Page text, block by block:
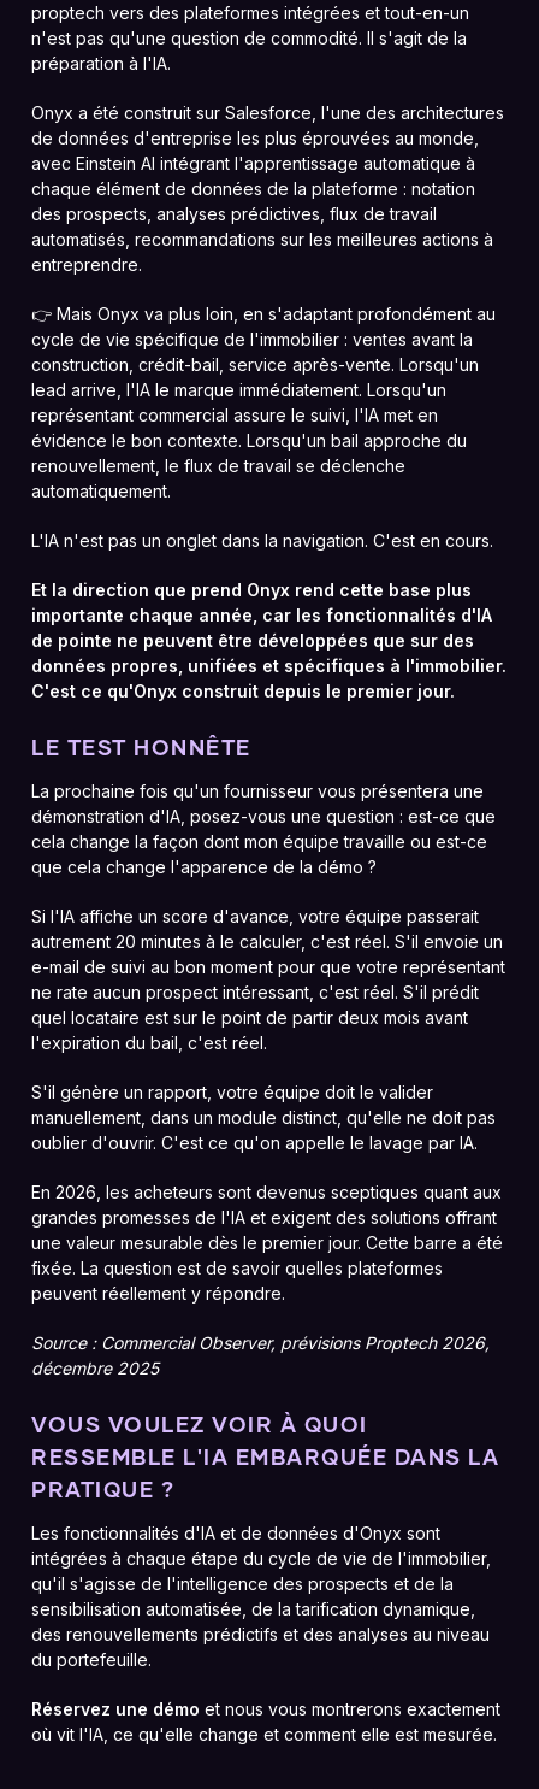
proptech vers des plateformes intégrées et tout-en-un
n'est pas qu'une question de commodité. Il s'agit de la
préparation à l'IA.
Onyx a été construit sur Salesforce, l'une des architectures
de données d'entreprise les plus éprouvées au monde,
avec Einstein AI intégrant l'apprentissage automatique à
chaque élément de données de la plateforme : notation
des prospects, analyses prédictives, flux de travail
automatisés, recommandations sur les meilleures actions à
entreprendre.
👉 Mais Onyx va plus loin, en s'adaptant profondément au
cycle de vie spécifique de l'immobilier : ventes avant la
construction, crédit-bail, service après-vente. Lorsqu'un
lead arrive, l'IA le marque immédiatement. Lorsqu'un
représentant commercial assure le suivi, l'IA met en
évidence le bon contexte. Lorsqu'un bail approche du
renouvellement, le flux de travail se déclenche
automatiquement.
L'IA n'est pas un onglet dans la navigation. C'est en cours.
Et la direction que prend Onyx rend cette base plus
importante chaque année, car les fonctionnalités d'IA
de pointe ne peuvent être développées que sur des
données propres, unifiées et spécifiques à l'immobilier.
C'est ce qu'Onyx construit depuis le premier jour.
LE TEST HONNÊTE
La prochaine fois qu'un fournisseur vous présentera une
démonstration d'IA, posez-vous une question : est-ce que
cela change la façon dont mon équipe travaille ou est-ce
que cela change l'apparence de la démo ?
Si l'IA affiche un score d'avance, votre équipe passerait
autrement 20 minutes à le calculer, c'est réel. S'il envoie un
e-mail de suivi au bon moment pour que votre représentant
ne rate aucun prospect intéressant, c'est réel. S'il prédit
quel locataire est sur le point de partir deux mois avant
l'expiration du bail, c'est réel.
S'il génère un rapport, votre équipe doit le valider
manuellement, dans un module distinct, qu'elle ne doit pas
oublier d'ouvrir. C'est ce qu'on appelle le lavage par IA.
En 2026, les acheteurs sont devenus sceptiques quant aux
grandes promesses de l'IA et exigent des solutions offrant
une valeur mesurable dès le premier jour. Cette barre a été
fixée. La question est de savoir quelles plateformes
peuvent réellement y répondre.
Source : Commercial Observer, prévisions Proptech 2026,
décembre 2025
VOUS VOULEZ VOIR À QUOI
RESSEMBLE L'IA EMBARQUÉE DANS LA
PRATIQUE ?
Les fonctionnalités d'IA et de données d'Onyx sont
intégrées à chaque étape du cycle de vie de l'immobilier,
qu'il s'agisse de l'intelligence des prospects et de la
sensibilisation automatisée, de la tarification dynamique,
des renouvellements prédictifs et des analyses au niveau
du portefeuille.
Réservez une démo et nous vous montrerons exactement
où vit l'IA, ce qu'elle change et comment elle est mesurée.